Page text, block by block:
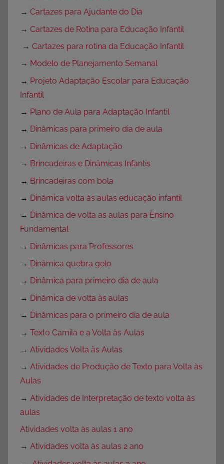
→ Cartazes para Ajudante do Dia
→ Cartazes de Rotina para Educação Infantil
→ Cartazes para rotina da Educação Infantil
→ Modelo de Planejamento Semanal
→ Projeto Adaptação Escolar para Educação
Infantil
→ Plano de Aula para Adaptação Infantil
→ Dinâmicas para primeiro dia de aula
→ Dinâmicas de Adaptação
→ Brincadeiras e Dinâmicas Infantis
→ Brincadeiras com bola
→ Dinâmica volta às aulas educação infantil
→ Dinâmica de volta as aulas para Ensino
Fundamental
→ Dinâmicas para Professores
→ Dinâmica quebra gelo
→ Dinâmica para primeiro dia de aula
→ Dinâmica de volta às aulas
→ Dinâmicas para o primeiro dia de aula
→ Texto Camila e a Volta às Aulas
→ Atividades Volta às Aulas
→ Atividades de Produção de Texto para Volta às
Aulas
→ Atividades de Interpretação de texto volta às
aulas
Atividades volta às aulas 1 ano
→ Atividades volta às aulas 2 ano